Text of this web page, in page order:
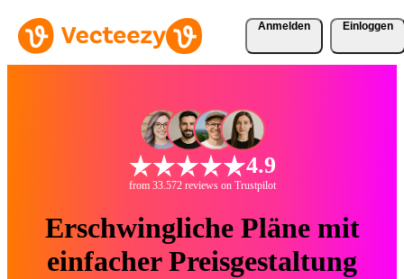
Anmelden Einloggen
4.9
from 33.572 reviews on Trustpilot
Erschwingliche Pläne mit
einfacher Preisgestaltung